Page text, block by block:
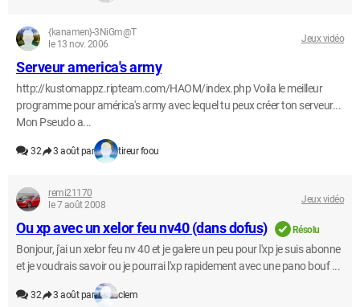
{kanamen}-3NiGm@T
le 13 nov. 2006
Jeux vidéo
Serveur america's army
http://kustomappz.ripteam.com/HAOM/index.php Voila le meilleur
programme pour américa's army avec lequel tu peux créer ton serveur...
Mon Pseudo a...
32 3 août par tireur foou
remi21170
le 7 août 2008
Jeux vidéo
Ou xp avec un xelor feu nv40 (dans dofus) Résolu
Bonjour, j'ai un xelor feu nv 40 et je galere un peu pour l'xp je suis abonne
et je voudrais savoir ou je pourrai l'xp rapidement avec une pano bouf ...
32 3 août par clem